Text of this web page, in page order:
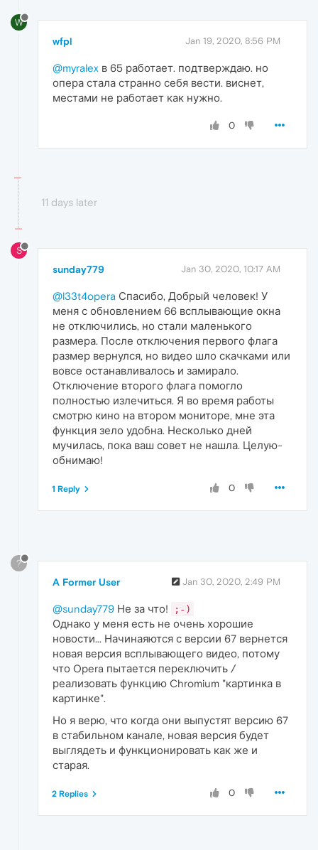
W
wfpl Jan 19, 2020, 8:56 PM
@myralex в 65 работает. подтверждаю. но
опера стала странно себя вести. виснет,
местами не работает как нужно.
0
11 days later
S
sunday779 Jan 30, 2020, 10:17 AM
@l33t4opera Спасибо, Добрый человек! У
меня с обновлением 66 всплывающие окна
не отключились, но стали маленького
размера. После отключения первого флага
размер вернулся, но видео шло скачками или
вовсе останавливалось и замирало.
Отключение второго флага помогло
полностью излечиться. Я во время работы
смотрю кино на втором мониторе, мне эта
функция зело удобна. Несколько дней
мучилась, пока ваш совет не нашла. Целую-
обнимаю!
0
1 Reply
?
A Former User Jan 30, 2020, 2:49 PM
@sunday779 Не за что! ;-)
Однако у меня есть не очень хорошие
новости... Начинаяются с версии 67 вернется
новая версия всплывающего видео, потому
что Opera пытается переключить /
реализовать функцию Chromium "картинка в
картинке".
Но я верю, что когда они выпустят версию 67
в стабильном канале, новая версия будет
выглядеть и функционировать как же и
старая.
0
2 Replies